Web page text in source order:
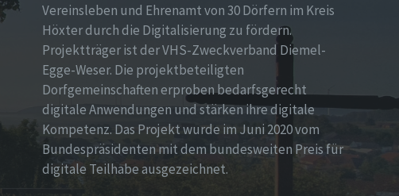
Vereinsleben und Ehrenamt von 30 Dörfern im Kreis
Höxter durch die Digitalisierung zu fördern.
Projektträger ist der VHS-Zweckverband Diemel-
Egge-Weser. Die projektbeteiligten
Dorfgemeinschaften erproben bedarfsgerecht
digitale Anwendungen und stärken ihre digitale
Kompetenz. Das Projekt wurde im Juni 2020 vom
Bundespräsidenten mit dem bundesweiten Preis für
digitale Teilhabe ausgezeichnet.